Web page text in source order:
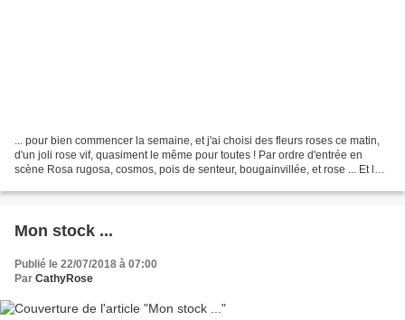
... pour bien commencer la semaine, et j'ai choisi des fleurs roses ce matin,
d'un joli rose vif, quasiment le même pour toutes ! Par ordre d'entrée en
scène Rosa rugosa, cosmos, pois de senteur, bougainvillée, et rose ... Et le
Mon stock ...
Publié le 22/07/2018 à 07:00
Par CathyRose